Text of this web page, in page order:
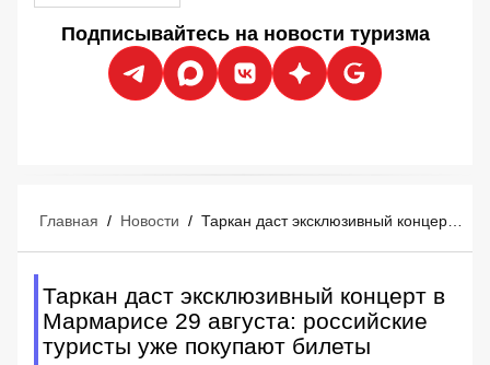
Подписывайтесь на новости туризма
Главная / Новости / Таркан даст эксклюзивный концерт в Мармарисе 29 августа: российские туристы уже покупают билеты
Таркан даст эксклюзивный концерт в
Мармарисе 29 августа: российские
туристы уже покупают билеты